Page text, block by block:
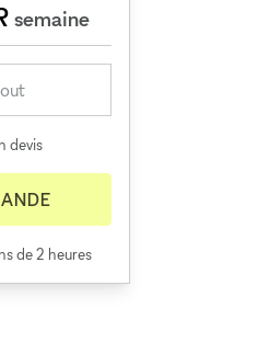
semaine
devis
de 2 heures